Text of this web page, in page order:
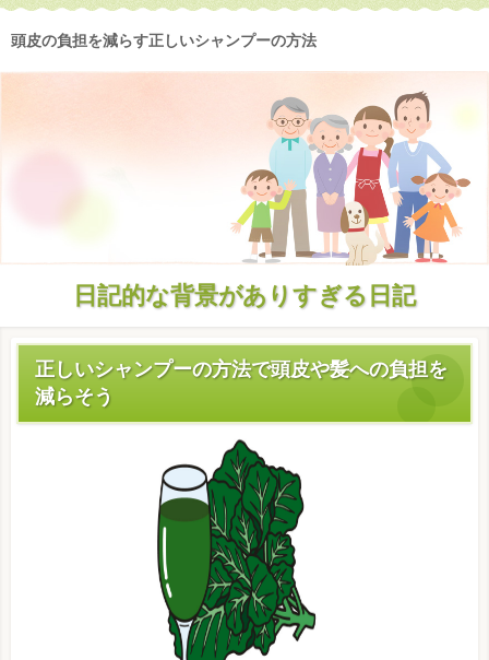
頭皮の負担を減らす正しいシャンプーの方法
日記的な背景がありすぎる日記
正しいシャンプーの方法で頭皮や髪への負担を
減らそう